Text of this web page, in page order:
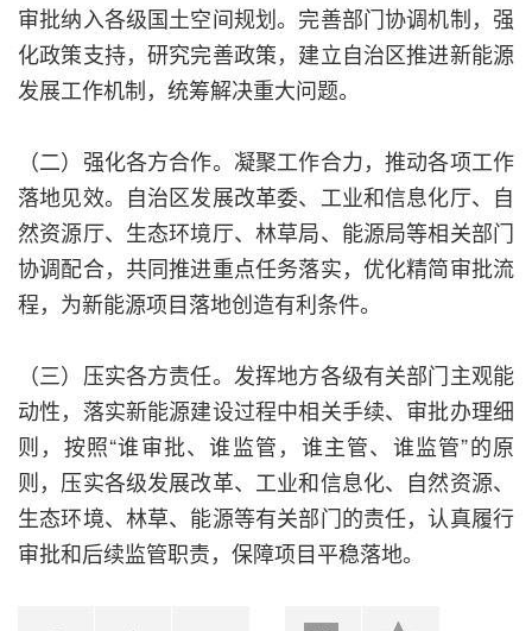
审批纳入各级国土空间规划。完善部门协调机制，强
化政策支持，研究完善政策，建立自治区推进新能源
发展工作机制，统筹解决重大问题。
（二）强化各方合作。凝聚工作合力，推动各项工作
落地见效。自治区发展改革委、工业和信息化厅、自
然资源厅、生态环境厅、林草局、能源局等相关部门
协调配合，共同推进重点任务落实，优化精简审批流
程，为新能源项目落地创造有利条件。
（三）压实各方责任。发挥地方各级有关部门主观能
动性，落实新能源建设过程中相关手续、审批办理细
则，按照“谁审批、谁监管，谁主管、谁监管”的原
则，压实各级发展改革、工业和信息化、自然资源、
生态环境、林草、能源等有关部门的责任，认真履行
审批和后续监管职责，保障项目平稳落地。